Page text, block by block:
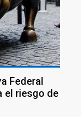
Federal
el riesgo de